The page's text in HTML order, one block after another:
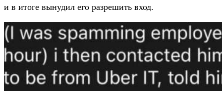
и в итоге вынудил его разрешить вход.